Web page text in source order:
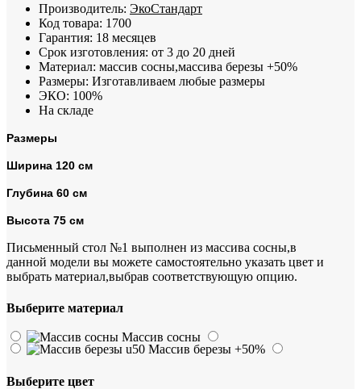
Производитель: ЭкоСтандарт
Код товара: 1700
Гарантия: 18 месяцев
Срок изготовления: от 3 до 20 дней
Материал: массив сосны,массива березы +50%
Размеры: Изготавливаем любые размеры
ЭКО: 100%
На складе
Размеры
Ширина 120 см
Глубина 60 см
Высота 75 см
Письменный стол №1 выполнен из массива сосны,в
данной модели вы можете самостоятельно указать цвет и
выбрать материал,выбрав соответствующую опцию.
Выберите материал
Массив сосны
Массив березы +50%
Выберите цвет